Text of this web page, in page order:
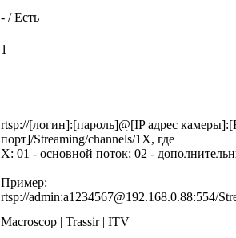
- / Есть
1
rtsp://[логин]:[пароль]@[IP адрес
порт]/Streaming/channels/1X, где
X: 01 - основной поток; 02 -
Пример:
rtsp://admin:a1234567@192.168.0.88:554/
Macroscop | Trassir | ITV